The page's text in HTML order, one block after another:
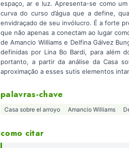
espaço, ar e luz. Apresenta-se como
curva do curso d’água que a define,
envidraçado de seu invólucro. É a forte
que não apenas a conectam ao lugar
de Amancio Williams e Delfina Gálvez
definidas por Lina Bo Bardi, para além
portanto, a partir da análise da Casa
aproximação a esses sutis elementos
palavras-chave
Casa sobre el arroyo Amancio Williams
como citar